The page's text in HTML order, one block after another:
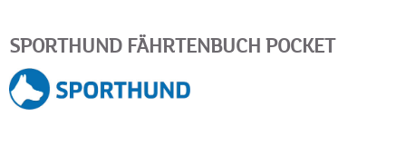
SPORTHUND FÄHRTENBUCH POCKET